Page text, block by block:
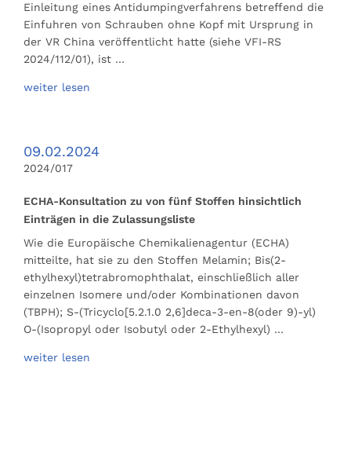
Einleitung eines Antidumpingverfahrens betreffend die
Einfuhren von Schrauben ohne Kopf mit Ursprung in
der VR China veröffentlicht hatte (siehe VFI-RS
2024/112/01), ist …
weiter lesen
09.02.2024
2024/017
ECHA-Konsultation zu von fünf Stoffen hinsichtlich
Einträgen in die Zulassungsliste
Wie die Europäische Chemikalienagentur (ECHA)
mitteilte, hat sie zu den Stoffen Melamin; Bis(2-
ethylhexyl)tetrabromophthalat, einschließlich aller
einzelnen Isomere und/oder Kombinationen davon
(TBPH); S-(Tricyclo[5.2.1.0 2,6]deca-3-en-8(oder 9)-yl)
O-(Isopropyl oder Isobutyl oder 2-Ethylhexyl) …
weiter lesen